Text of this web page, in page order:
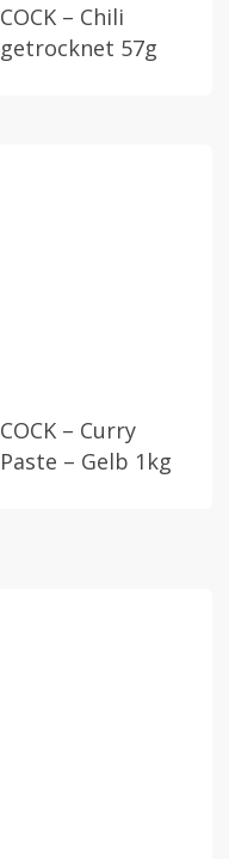
COCK – Chili
getrocknet 57g
COCK – Curry
Paste – Gelb 1kg